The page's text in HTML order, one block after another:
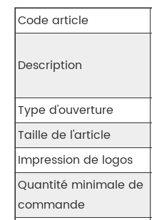
Code article
Description
Type d'ouverture
Taille de l'article
Impression de logos
Quantité minimale de
commande